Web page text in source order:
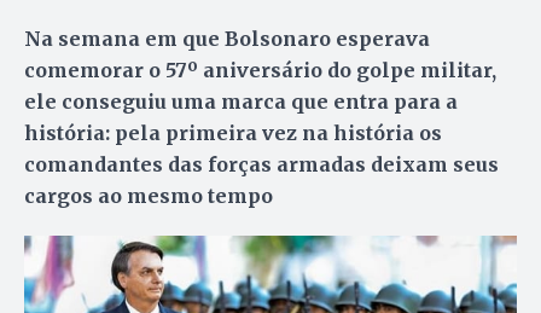
Na semana em que Bolsonaro esperava
comemorar o 57º aniversário do golpe militar,
ele conseguiu uma marca que entra para a
história: pela primeira vez na história os
comandantes das forças armadas deixam seus
cargos ao mesmo tempo